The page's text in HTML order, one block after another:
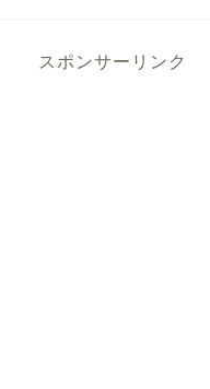
スポンサーリンク